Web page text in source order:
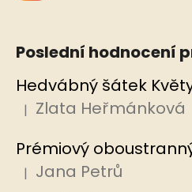
Poslední hodnocení
Hodnocení produktu je 5 z 5
| Zlata Heřmánková
Hodnocení produktu je 5 z 5
| Jana Petrů